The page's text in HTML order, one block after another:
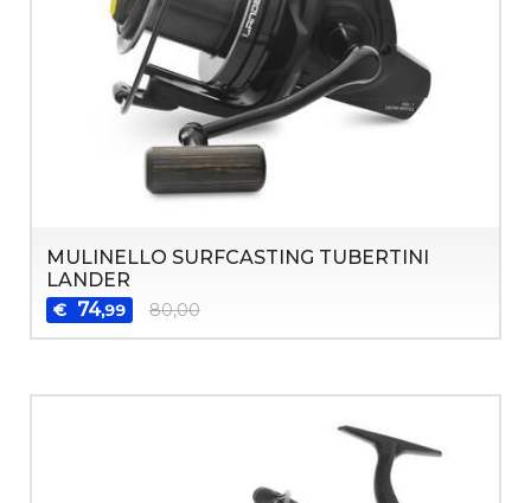
MULINELLO SURFCASTING TUBERTINI
LANDER
€ 74,99 80,00